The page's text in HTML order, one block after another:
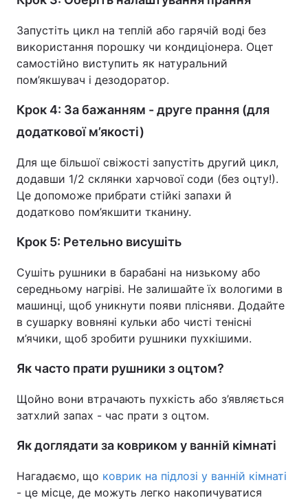
Запустіть цикл на теплій або гарячій воді без
використання порошку чи кондиціонера. Оцет
самостійно виступить як натуральний
пом’якшувач і дезодоратор.
Крок 4: За бажанням - друге прання (для
додаткової м’якості)
Для ще більшої свіжості запустіть другий цикл,
додавши 1/2 склянки харчової соди (без оцту!).
Це допоможе прибрати стійкі запахи й
додатково пом’якшити тканину.
Крок 5: Ретельно висушіть
Сушіть рушники в барабані на низькому або
середньому нагріві. Не залишайте їх вологими в
машинці, щоб уникнути появи плісняви. Додайте
в сушарку вовняні кульки або чисті тенісні
м’ячики, щоб зробити рушники пухкішими.
Як часто прати рушники з оцтом?
Щойно вони втрачають пухкість або з’являється
затхлий запах - час прати з оцтом.
Як доглядати за ковриком у ванній кімнаті
Нагадаємо, що коврик на підлозі у ванній кімнаті
- це місце, де можуть легко накопичуватися